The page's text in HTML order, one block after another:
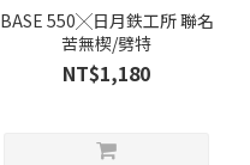
BASE 550╳日月鉄工所 聯名
苦無楔/劈特
NT$1,180